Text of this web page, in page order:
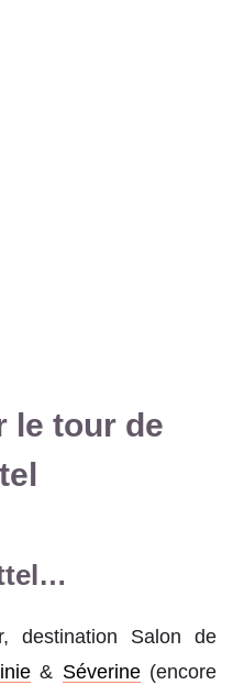
le tour de
destination Salon de
& Séverine(encore